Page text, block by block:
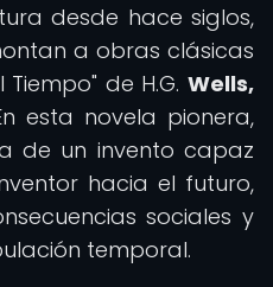
desde hace siglos,
a obras clásicas
de H.G. Wells,
esta novela pionera,
de un invento capaz
hacia el futuro,
sociales y
temporal.